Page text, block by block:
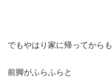
でもやはり家に帰ってからも
前脚がふらふらと